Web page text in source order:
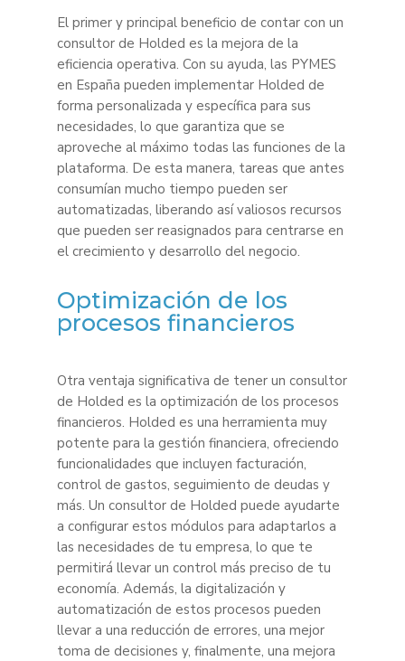
El primer y principal beneficio de contar con un
consultor de Holded es la mejora de la
eficiencia operativa. Con su ayuda, las PYMES
en España pueden implementar Holded de
forma personalizada y específica para sus
necesidades, lo que garantiza que se
aproveche al máximo todas las funciones de la
plataforma. De esta manera, tareas que antes
consumían mucho tiempo pueden ser
automatizadas, liberando así valiosos recursos
que pueden ser reasignados para centrarse en
el crecimiento y desarrollo del negocio.
Optimización de los
procesos financieros
Otra ventaja significativa de tener un consultor
de Holded es la optimización de los procesos
financieros. Holded es una herramienta muy
potente para la gestión financiera, ofreciendo
funcionalidades que incluyen facturación,
control de gastos, seguimiento de deudas y
más. Un consultor de Holded puede ayudarte
a configurar estos módulos para adaptarlos a
las necesidades de tu empresa, lo que te
permitirá llevar un control más preciso de tu
economía. Además, la digitalización y
automatización de estos procesos pueden
llevar a una reducción de errores, una mejor
toma de decisiones y, finalmente, una mejora